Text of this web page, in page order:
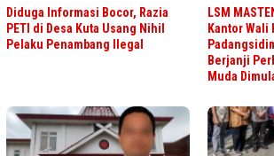
Diduga Informasi Bocor, Razia
PETI di Desa Kuta Usang Nihil
Pelaku Penambang Ilegal
LSM
Kantor Wali
Berjanji
Muda